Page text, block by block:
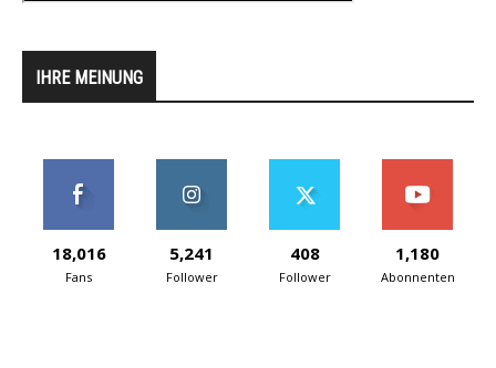
IHRE MEINUNG
18,016
Fans
5,241
Follower
408
Follower
1,180
Abonnenten